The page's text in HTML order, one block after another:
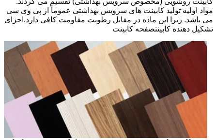
مواد اولیه تولید کابینت های سرویس بهداشتی عموماً از پی وی سی
می باشد. زیرا این ماده در مقابل رطوبت مقاومت کافی دارد.اجزای
تشکیل دهنده کابینتصفحه کابینت